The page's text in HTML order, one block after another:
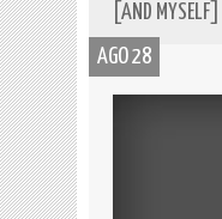
[AND MYSELF]
AGO 28